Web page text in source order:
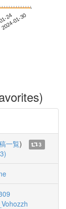
24
2024-01-30
一覧)
3